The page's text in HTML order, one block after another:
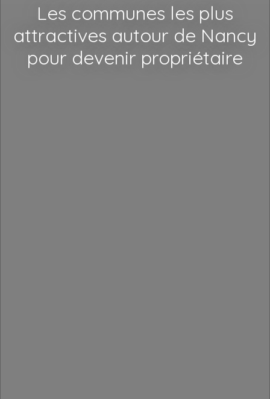
Les communes les plus
attractives autour de Nancy
pour devenir propriétaire